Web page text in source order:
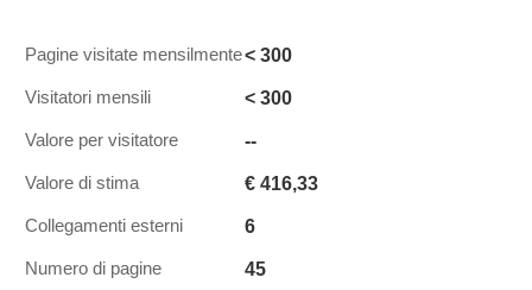
Pagine visitate mensilmente< 300
Visitatori mensili < 300
Valore per visitatore --
Valore di stima € 416,33
Collegamenti esterni 6
Numero di pagine 45